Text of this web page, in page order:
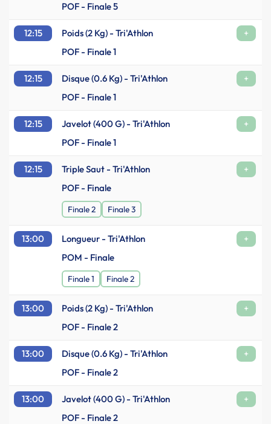
POF - Finale 5
12:15 Poids (2 Kg) - Tri'Athlon
+
POF - Finale 1
12:15 Disque (0.6 Kg) - Tri'Athlon
+
POF - Finale 1
12:15 Javelot (400 G) - Tri'Athlon
+
POF - Finale 1
12:15 Triple Saut - Tri'Athlon
+
POF - Finale
Finale 2 Finale 3
13:00 Longueur - Tri'Athlon
+
POM - Finale
Finale 1 Finale 2
13:00 Poids (2 Kg) - Tri'Athlon
+
POF - Finale 2
13:00 Disque (0.6 Kg) - Tri'Athlon
+
POF - Finale 2
13:00 Javelot (400 G) - Tri'Athlon
+
POF - Finale 2